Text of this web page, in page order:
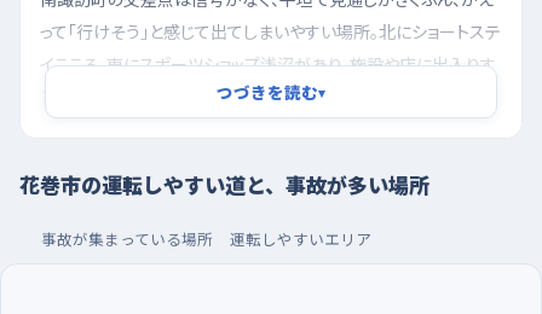
って「行けそう」と感じて出てしまいやすい場所。北にショートステ
イこころ、東にスポーツショップ浅沼があり、施設や店に出入りす
る車と歩行者が同じ交差点に集まるので、一度きちんと止まって
速度が乗ったまま交差点に入りやすい。手前から早めにブレーキ
を踏み、下り坂ではエンジンブレーキも使うつもりで進もう。
つづきを読む▾
花巻市の運転しやすい道と、事故が多い場所
事故が集まっている場所 運転しやすいエリア